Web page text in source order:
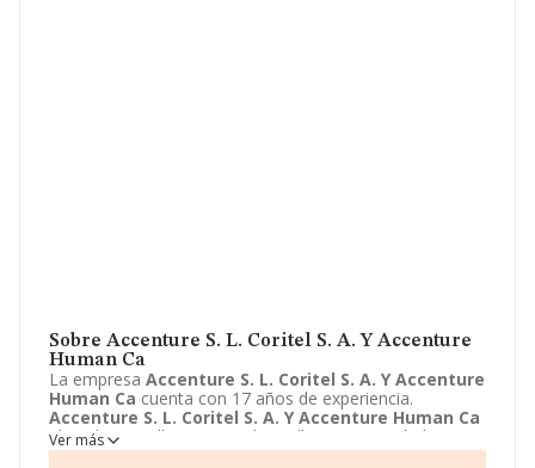
Sobre Accenture S. L. Coritel S. A. Y Accenture
Human Ca
La empresa Accenture S. L. Coritel S. A. Y Accenture
Human Ca cuenta con 17 años de experiencia.
Accenture S. L. Coritel S. A. Y Accenture Human Ca
ubicada en Calle Ramirez de Arellano, 35, Madrid,
Madrid. Su actividad CNAE se fine como 6220 -
Ver más